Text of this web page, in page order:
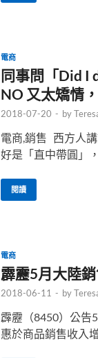
電商
同事問「Did I
NO 又太矯情
2018-07-20 - by
電商,銷售 西方人
好是「直中帶圓」
閱讀
電商
霹靂5月大陸
2018-06-11 - by
霹靂（8450）公告
惠於商品銷售收入